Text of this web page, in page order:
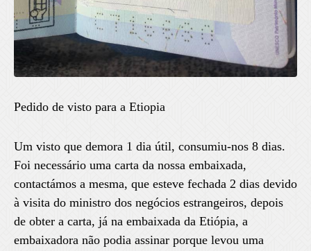
Pedido de visto para a Etiopia
Um visto que demora 1 dia útil, consumiu-nos 8 dias.
Foi necessário uma carta da nossa embaixada,
contactámos a mesma, que esteve fechada 2 dias devido
à visita do ministro dos negócios estrangeiros, depois
de obter a carta, já na embaixada da Etiópia, a
embaixadora não podia assinar porque levou uma